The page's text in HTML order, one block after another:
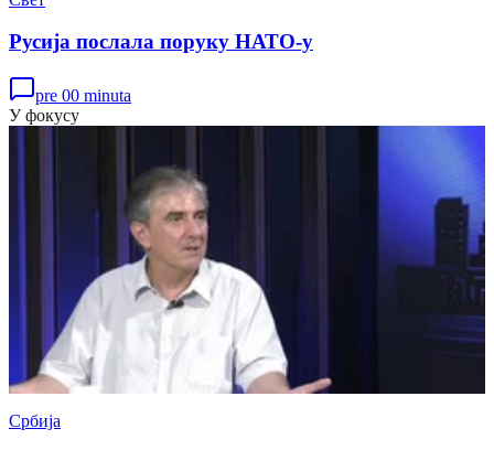
Русија послала поруку НАТО-у
pre 00 minuta
У фокусу
Србија